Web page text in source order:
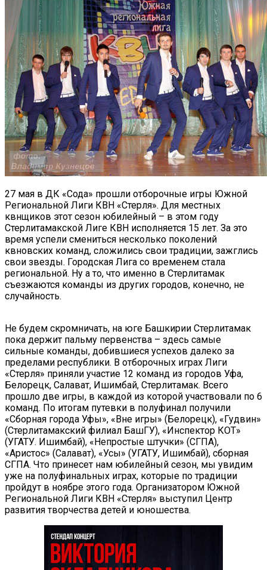
27 мая в ДК «Сода» прошли отборочные игры Южной
Региональной Лиги КВН «Стерля». Для местных
квнщиков этот сезон юбилейный – в этом году
Стерлитамакской Лиге КВН исполняется 15 лет. За это
время успели смениться несколько поколений
квновских команд, сложились свои традиции, зажглись
свои звезды. Городская Лига со временем стала
региональной. Ну а то, что именно в Стерлитамак
съезжаются команды из других городов, конечно, не
случайность.
Не будем скромничать, на юге Башкирии Стерлитамак
пока держит пальму первенства – здесь самые
сильные команды, добившиеся успехов далеко за
пределами республики. В отборочных играх Лиги
«Стерля» приняли участие 12 команд из городов Уфа,
Белорецк, Салават, Ишимбай, Стерлитамак. Всего
прошло две игры, в каждой из которой участвовали по 6
команд. По итогам путевки в полуфинал получили
«Сборная города Уфы», «Вне игры» (Белорецк), «Гудвин»
(Стерлитамакский филиал БашГУ), «Инспектор КОТ»
(УГАТУ. Ишимбай), «Непростые штучки» (СГПА),
«Аристос» (Салават), «Усы» (УГАТУ, Ишимбай), сборная
СГПА. Что принесет нам юбилейный сезон, мы увидим
уже на полуфинальных играх, которые по традиции
пройдут в ноябре этого года. Организатором Южной
Региональной Лиги КВН «Стерля» выступил Центр
развития творчества детей и юношества.